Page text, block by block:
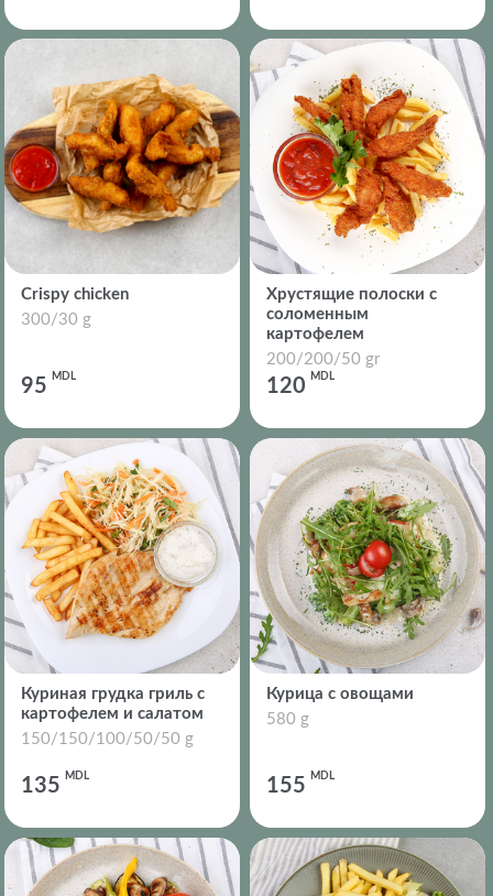
Crispy chicken
300/30 g
95 MDL
Хрустящие полоски с
соломенным
картофелем
200/200/50 gr
120 MDL
Куриная грудка гриль с
картофелем и салатом
150/150/100/50/50 g
135 MDL
Курица с овощами
580 g
155 MDL